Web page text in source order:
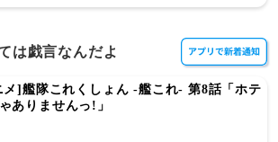
は戯言なんだよ
メ]艦隊これくしょん -艦これ- 第8話「ホテ
ありませんっ!」